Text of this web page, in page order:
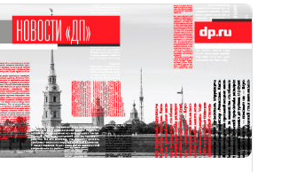
январь чиновники не
торопятся и утверждают, что
ждут об этом решения
федеральных властей.